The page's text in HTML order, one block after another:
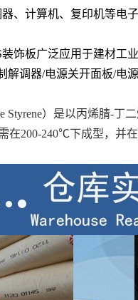
、计算机、复印机等电
饰板广泛应用于建材工业
解调器/电源关开面板/电
Styrene）是以丙烯腈-丁
在200-240℃下成型，并